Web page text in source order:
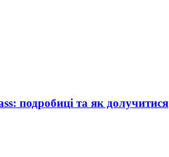
подробиці та як долучитися